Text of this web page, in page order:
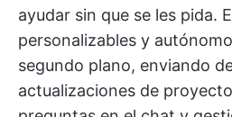
ayudar sin que se les pida.
personalizables y
segundo plano, enviando
actualizaciones de